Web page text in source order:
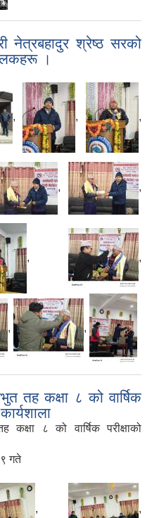
नेत्रबहादुर श्रेष्ठ सरको
।
, , ,
, ,
, ,
, ,
तह कक्षा ८ को वार्षिक
८ को वार्षिक परीक्षाको
गते
, ,